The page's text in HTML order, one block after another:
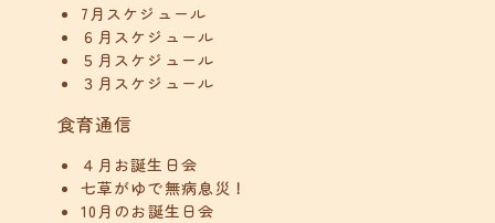
7月スケジュール
６月スケジュール
５月スケジュール
３月スケジュール
食育通信
４月お誕生日会
七草がゆで無病息災！
10月のお誕生日会